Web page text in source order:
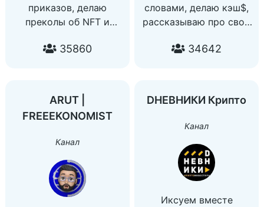
приказов, делаю
преколы об NFT и
формате личного
выкладываю личную
жизнь, но ничего и
никому не советую.
https://t.me/+YpgO1b-
PZD9iNDNi
Владелец: @is_vladislav
35860
словами, делаю кэш$,
рассказываю про свой
NFT, GameFi,
Чатик @TREYSICHAT
Связь со мной
IG:
www.instagram.com/
34642
ARUT |
FREEEKONOMIST
Канал
DНЕВНИКИ Крипто
Канал
Иксуем вместе